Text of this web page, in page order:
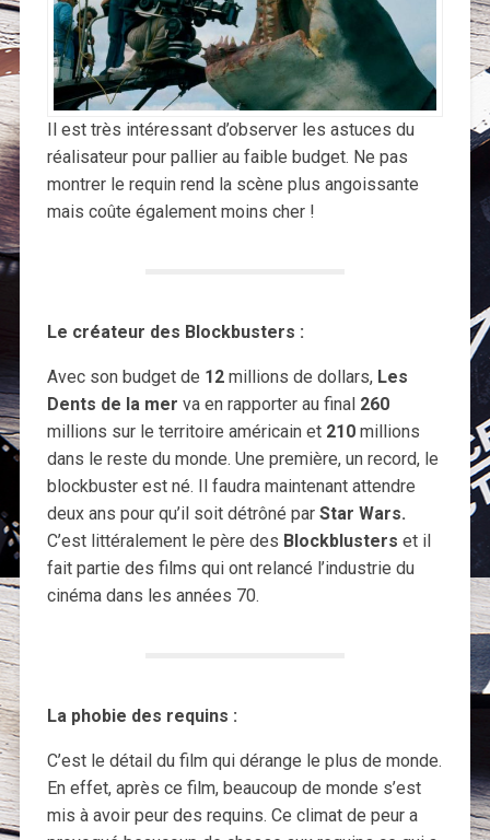
Il est très intéressant d’observer les astuces du
réalisateur pour pallier au faible budget. Ne pas
montrer le requin rend la scène plus angoissante
mais coûte également moins cher !
Le créateur des Blockbusters :
Avec son budget de 12millions de dollars, Les
Dents de la mer va en rapporter au final 260
millions sur le territoire américain et 210millions
dans le reste du monde. Une première, un record, le
blockbuster est né. Il faudra maintenant attendre
deux ans pour qu’il soit détrôné par Star Wars.
C’est littéralement le père des Blockblusters et il
fait partie des films qui ont relancé l’industrie du
cinéma dans les années 70.
La phobie des requins :
C’est le détail du film qui dérange le plus de monde.
En effet, après ce film, beaucoup de monde s’est
mis à avoir peur des requins. Ce climat de peur a